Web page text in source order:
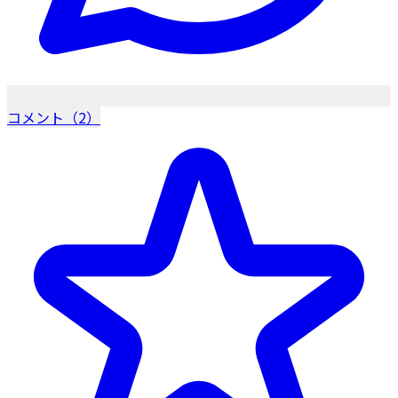
コメント（2）